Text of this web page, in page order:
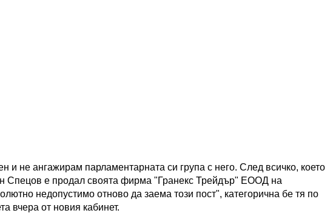
и не ангажирам парламентарната си група с него. След всичко, което
Спецов е продал своята фирма "Гранекс Трейдър" ЕООД на
недопустимо отново да заема този пост", категорична бе тя по
вчера от новия кабинет.